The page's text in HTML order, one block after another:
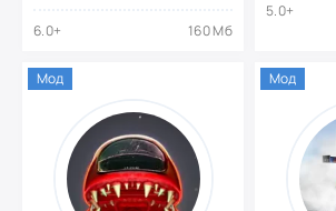
6.0+ 160 Мб
5.0+
Мод Мод